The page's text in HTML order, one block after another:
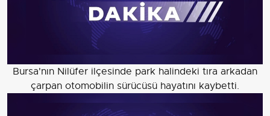
Bursa'nın Nilüfer ilçesinde park halindeki tıra arkadan
çarpan otomobilin sürücüsü hayatını kaybetti.